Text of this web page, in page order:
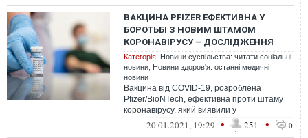
ВАКЦИНА PFIZER ЕФЕКТИВНА У
БОРОТЬБІ З НОВИМ ШТАМОМ
КОРОНАВІРУСУ – ДОСЛІДЖЕННЯ
Категорія: Новини суспільства: читати соціальні
новини Новини здоров'я: останні медичні
новини
Вакцина від COVID-19, розроблена
Pfizer/BioNTech, ефективна проти штаму
коронавірусу, який виявили у
Великобританії.
20.01.2021, 19:29 • 251 • 0